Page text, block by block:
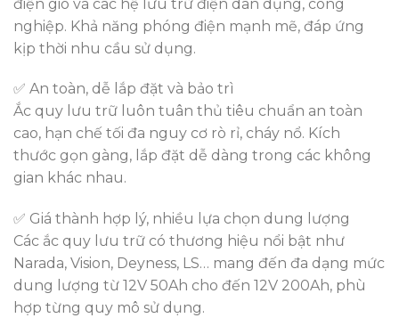
điện gió và các hệ lưu trữ điện dân dụng, công
nghiệp. Khả năng phóng điện mạnh mẽ, đáp ứng
kịp thời nhu cầu sử dụng.
✅ An toàn, dễ lắp đặt và bảo trì
Ắc quy lưu trữ luôn tuân thủ tiêu chuẩn an toàn
cao, hạn chế tối đa nguy cơ rò rỉ, cháy nổ. Kích
thước gọn gàng, lắp đặt dễ dàng trong các không
gian khác nhau.
✅ Giá thành hợp lý, nhiều lựa chọn dung lượng
Các ắc quy lưu trữ có thương hiệu nổi bật như
Narada, Vision, Deyness, LS… mang đến đa dạng mức
dung lượng từ 12V 50Ah cho đến 12V 200Ah, phù
hợp từng quy mô sử dụng.